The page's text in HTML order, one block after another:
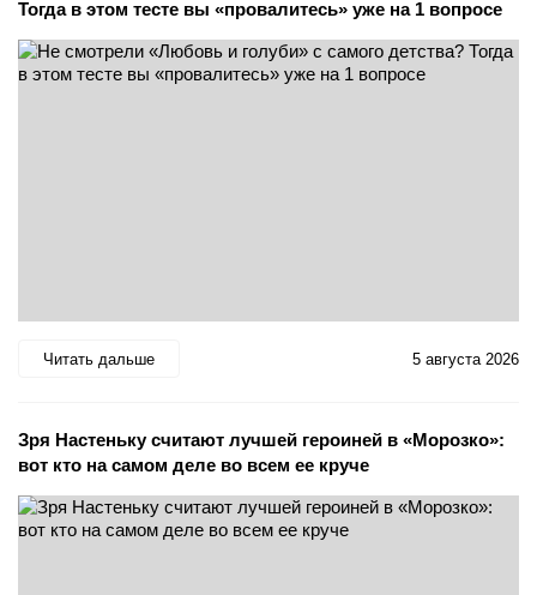
Тогда в этом тесте вы «провалитесь» уже на 1 вопросе
Читать дальше 5 августа 2026
Зря Настеньку считают лучшей героиней в «Морозко»:
вот кто на самом деле во всем ее круче